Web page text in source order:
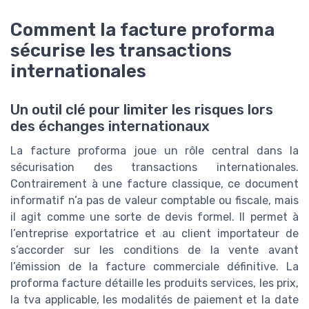
Comment la facture proforma
sécurise les transactions
internationales
Un outil clé pour limiter les risques lors
des échanges internationaux
La facture proforma joue un rôle central dans la
sécurisation des transactions internationales.
Contrairement à une facture classique, ce document
informatif n’a pas de valeur comptable ou fiscale, mais
il agit comme une sorte de devis formel. Il permet à
l’entreprise exportatrice et au client importateur de
s’accorder sur les conditions de la vente avant
l’émission de la facture commerciale définitive. La
proforma facture détaille les produits services, les prix,
la tva applicable, les modalités de paiement et la date